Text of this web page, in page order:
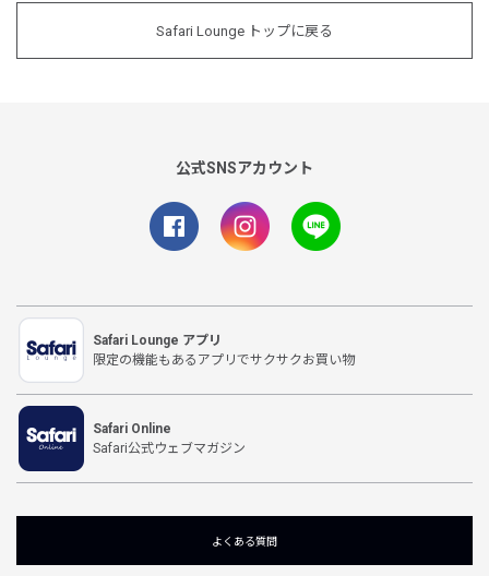
Safari Lounge トップに戻る
公式SNSアカウント
Safari Lounge アプリ
限定の機能もあるアプリでサクサクお買い物
Safari Online
Safari公式ウェブマガジン
よくある質問